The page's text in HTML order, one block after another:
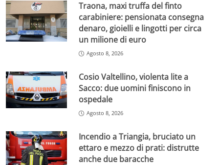
Traona, maxi truffa del finto
carabiniere: pensionata consegna
denaro, gioielli e lingotti per circa
un milione di euro
Agosto 8, 2026
Cosio Valtellino, violenta lite a
Sacco: due uomini finiscono in
ospedale
Agosto 8, 2026
Incendio a Triangia, bruciato un
ettaro e mezzo di prati: distrutte
anche due baracche